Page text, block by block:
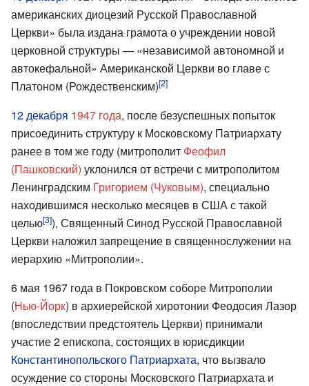
американских диоцезий Русской Православной
Церкви» была издана грамота о учреждении новой
церковной структуры — «независимой автономной и
автокефальной» Американской Церкви во главе с
Платоном (Рождественским)[2]
12 декабря 1947 года, после безуспешных попыток
присоединить структуру к Московскому Патриархату
ранее в том же году (митрополит Феофил
(Пашковский) уклонился от встречи с митрополитом
Ленинградским Григорием (Чуковым), специально
находившимся несколько месяцев в США с такой
целью[3]), Священный Синод Русской Православной
Церкви наложил запрещение в священнослужении на
иерархию «Митрополии».
6 мая 1967 года в Покровском соборе Митрополии
(Нью-Йорк) в архиерейской хиротонии Феодосия Лазор
(впоследствии предстоятель Церкви) принимали
участие 2 епископа, состоящих в юрисдикции
Константинопольского Патриархата, что вызвало
осуждение со стороны Московского Патриархата и